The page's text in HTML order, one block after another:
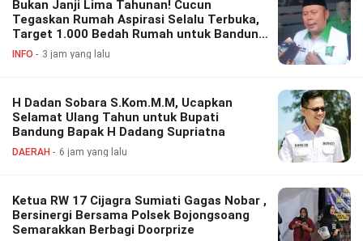
Bukan Janji Lima Tahunan! Cucun
Tegaskan Rumah Aspirasi Selalu Terbuka,
Target 1.000 Bedah Rumah untuk Bandung
Barat
INFO 3 jam yang lalu
H Dadan Sobara S.Kom.M.M, Ucapkan
Selamat Ulang Tahun untuk Bupati
Bandung Bapak H Dadang Supriatna
DAERAH 6 jam yang lalu
Ketua RW 17 Cijagra Sumiati Gagas Nobar ,
Bersinergi Bersama Polsek Bojongsoang
Semarakkan Berbagi Doorprize